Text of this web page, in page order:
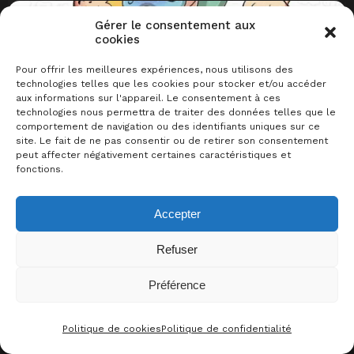
Gérer le consentement aux
cookies
Pour offrir les meilleures expériences, nous utilisons des
technologies telles que les cookies pour stocker et/ou accéder
aux informations sur l'appareil. Le consentement à ces
technologies nous permettra de traiter des données telles que le
comportement de navigation ou des identifiants uniques sur ce
site. Le fait de ne pas consentir ou de retirer son consentement
peut affecter négativement certaines caractéristiques et
fonctions.
Accepter
Refuser
Préférence
Politique de cookiesPolitique de confidentialité
jeu de plis équipe cartes 09/2025
Moustache
CONTACT